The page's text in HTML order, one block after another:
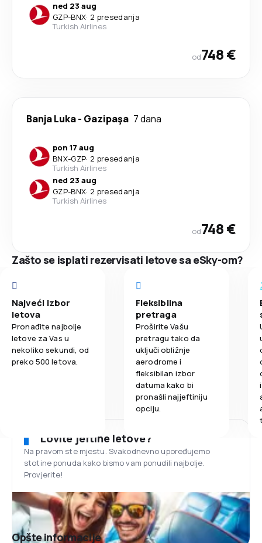
ned 23 aug
GZP-BNX· 2 presedanja
Turkish Airlines
od748 €
Banja Luka- Gazipaşa 7 dana
pon 17 aug
BNX-GZP· 2 presedanja
Turkish Airlines
ned 23 aug
GZP-BNX· 2 presedanja
Turkish Airlines
od748 €
Zašto se isplati rezervisati letove sa eSky-om?
Najveći izbor
letova
Pronađite najbolje
letove za Vas u
nekoliko sekundi, od
preko 500 letova.
Fleksibilna
pretraga
Proširite Vašu
pretragu tako da
uključi obližnje
aerodrome i
fleksibilan izbor
datuma kako bi
pronašli najjeftiniju
opciju.
Lovite jeftine letove?
Na pravom ste mjestu. Svakodnevno upoređujemo
stotine ponuda kako bismo vam ponudili najbolje.
Provjerite!
Opšte informacije